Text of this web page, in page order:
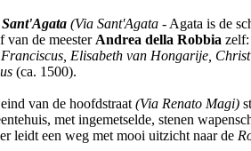
Sant'Agata (Via Sant'Agata - Agata is de
van de meester Andrea della Robbia zelf:
Elisabeth van Hongarije,
(ca. 1500).
van de hoofdstraat (Via Renato Magi)
met ingemetselde, stenen
leidt een weg met mooi uitzicht naar de